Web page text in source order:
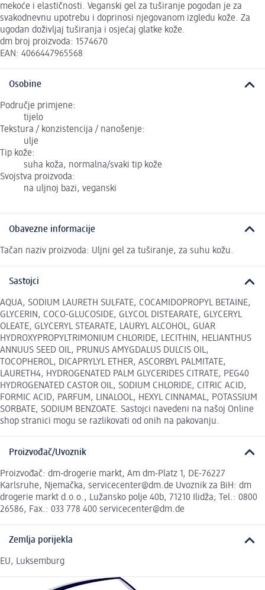
mekoće i elastičnosti. Veganski gel za tuširanje pogodan je za
svakodnevnu upotrebu i doprinosi njegovanom izgledu kože. Za
ugodan doživljaj tuširanja i osjećaj glatke kože.
dm broj proizvoda: 1574670
EAN: 4066447965568
Osobine
Područje primjene:
tijelo
Tekstura / konzistencija / nanošenje:
ulje
Tip kože:
suha koža, normalna/svaki tip kože
Svojstva proizvoda:
na uljnoj bazi, veganski
Obavezne informacije
Tačan naziv proizvoda: Uljni gel za tuširanje, za suhu kožu.
Sastojci
AQUA, SODIUM LAURETH SULFATE, COCAMIDOPROPYL BETAINE,
GLYCERIN, COCO-GLUCOSIDE, GLYCOL DISTEARATE, GLYCERYL
OLEATE, GLYCERYL STEARATE, LAURYL ALCOHOL, GUAR
HYDROXYPROPYLTRIMONIUM CHLORIDE, LECITHIN, HELIANTHUS
ANNUUS SEED OIL, PRUNUS AMYGDALUS DULCIS OIL,
TOCOPHEROL, DICAPRYLYL ETHER, ASCORBYL PALMITATE,
LAURETH4, HYDROGENATED PALM GLYCERIDES CITRATE, PEG40
HYDROGENATED CASTOR OIL, SODIUM CHLORIDE, CITRIC ACID,
FORMIC ACID, PARFUM, LINALOOL, HEXYL CINNAMAL, POTASSIUM
SORBATE, SODIUM BENZOATE. Sastojci navedeni na našoj Online
shop stranici mogu se razlikovati od onih na pakovanju.
Proizvođač/Uvoznik
Proizvođač: dm-drogerie markt, Am dm-Platz 1, DE-76227
Karlsruhe, Njemačka, servicecenter@dm.de Uvoznik za BiH: dm
drogerie markt d.o.o., Lužansko polje 40b, 71210 Ilidža; Tel.: 0800
26586, Fax.: 033 778 400 servicecenter@dm.de
Zemlja porijekla
EU, Luksemburg